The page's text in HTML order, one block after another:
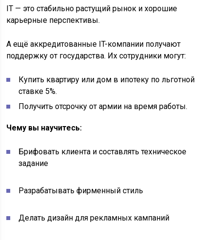
IT — это стабильно растущий рынок и хорошие
карьерные перспективы.
А ещё аккредитованные IT-компании получают
поддержку от государства. Их сотрудники могут:
Купить квартиру или дом в ипотеку по льготной
ставке 5%.
Получить отсрочку от армии на время работы.
Чему вы научитесь:
Брифовать клиента и составлять техническое
задание
Разрабатывать фирменный стиль
Делать дизайн для рекламных кампаний